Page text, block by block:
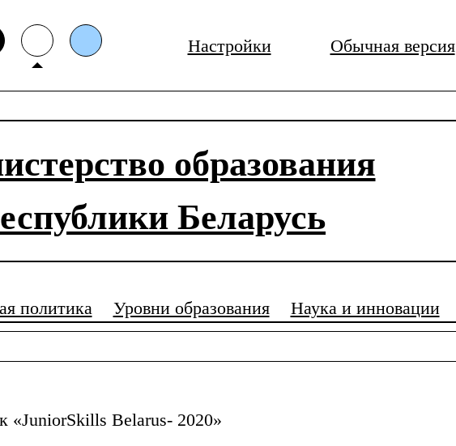
Настройки Обычная версия
образования
Беларусь
политика Уровни образования Наука и инновации
«JuniorSkills Belarus- 2020»